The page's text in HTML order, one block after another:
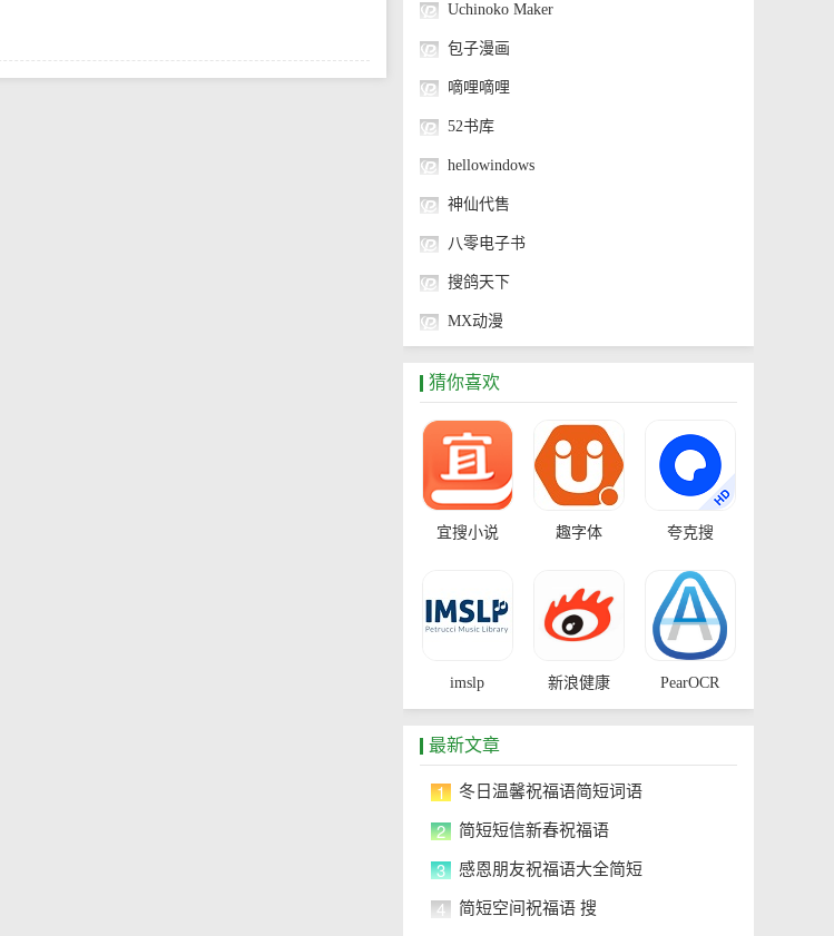
Uchinoko Maker
包子漫画
嘀哩嘀哩
52书库
hellowindows
神仙代售
八零电子书
搜鸽天下
MX动漫
猜你喜欢
宜搜小说 趣字体 夸克搜
imslp 新浪健康 PearOCR
最新文章
1 冬日温馨祝福语简短词语
2 简短短信新春祝福语
3 感恩朋友祝福语大全简短
4 简短空间祝福语 搜